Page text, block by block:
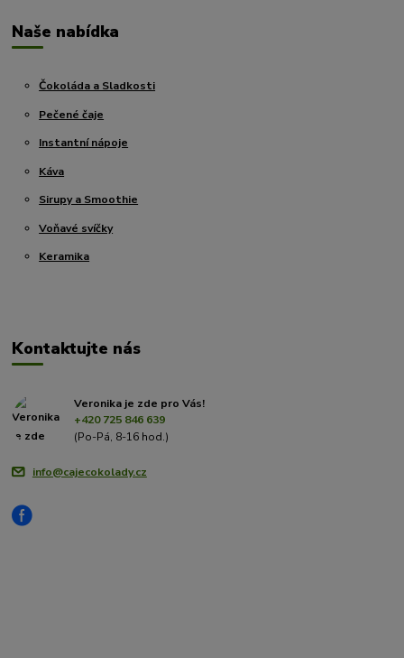
Naše nabídka
Čokoláda a Sladkosti
Pečené čaje
Instantní nápoje
Káva
Sirupy a Smoothie
Voňavé svíčky
Keramika
Kontaktujte nás
Veronika je zde pro Vás!
+420 725 846 639
(Po-Pá, 8-16 hod.)
info@cajecokolady.cz